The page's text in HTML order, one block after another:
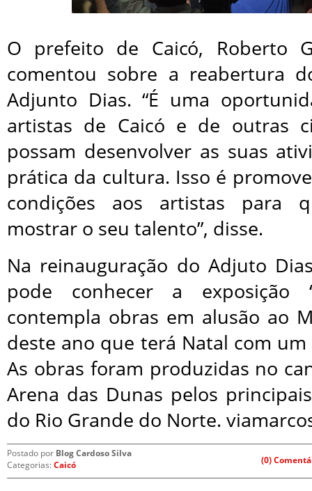
O prefeito de Caicó, Roberto
comentou sobre a reabertura
Adjunto Dias. “É uma
artistas de Caicó e de outras
possam desenvolver as suas
prática da cultura. Isso é
condições aos artistas para
mostrar o seu talento”, disse.
Na reinauguração do Adjuto
pode conhecer a exposição
contempla obras em alusão ao
deste ano que terá Natal com um
As obras foram produzidas no
Arena das Dunas pelos
do Rio Grande do Norte.
Postado por Blog Cardoso Silva
Categorias:Caicó (0)